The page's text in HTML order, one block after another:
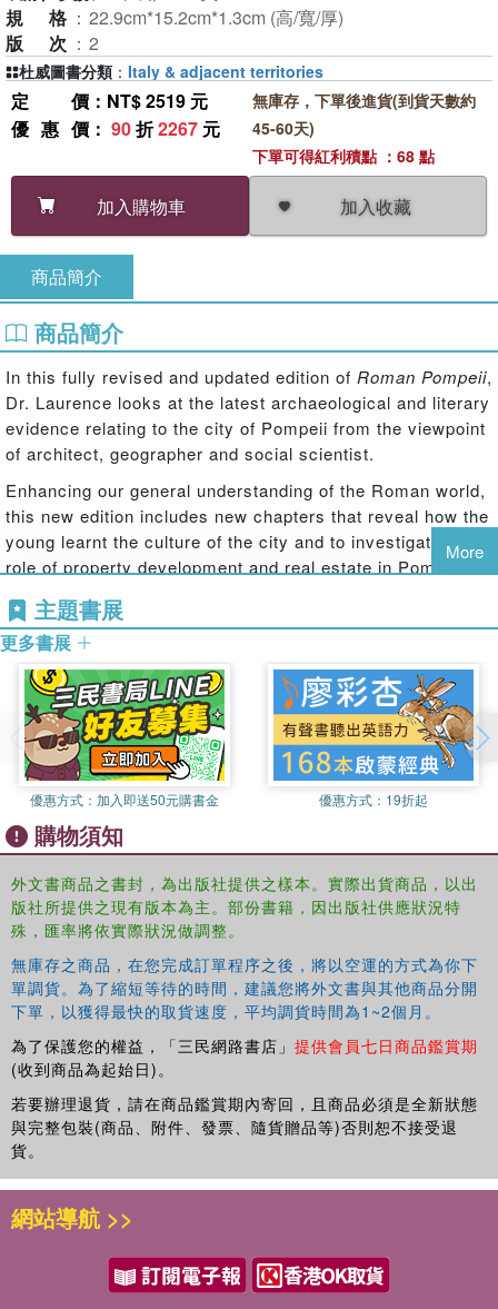
規格 ： 22.9cm*15.2cm*1.3cm (高/寬/厚)
版次 ： 2
定價 ：NT$ 2519 元
優惠價 ： 90折2267 元
加入購物車 加入收藏
無庫存，下單後進貨(到貨天數約
45-60天)
下單可得紅利積點 ：68 點
杜威圖書分類 ： Italy & adjacent territories
商品簡介
商品簡介
In this fully revised and updated edition of Roman Pompeii,
Dr. Laurence looks at the latest archaeological and literary
evidence relating to the city of Pompeii from the viewpoint
of architect, geographer and social scientist.
Enhancing our general understanding of the Roman world,
this new edition includes new chapters that reveal how the
young learnt the culture of the city and to investigate the
role of property development and real estate in Pompeii's
Showing how Pompeii has undergone considerable urban
development, Dr. Laurence emphasizes the relationship
between the fabric of the city and the society that
produced it. Local activities are located in both time and
space and Pompeii's cultural identity is defined.
This book is invaluable for students and scholars in the
fields of archaeology and ancient history, as well as being
rewarding reading for the many people who visit Pompeii.
More
主題書展
更多書展
優惠方式： 加入即送50元購書金 優惠方式： 19折起
購物須知
外文書商品之書封，為出版社提供之樣本。實際出貨商品，以出
版社所提供之現有版本為主。部份書籍，因出版社供應狀況特
殊，匯率將依實際狀況做調整。
無庫存之商品，在您完成訂單程序之後，將以空運的方式為你下
單調貨。為了縮短等待的時間，建議您將外文書與其他商品分開
下單，以獲得最快的取貨速度，平均調貨時間為1~2個月。
為了保護您的權益，「三民網路書店」 提供會員七日商品鑑賞期
(收到商品為起始日)。
若要辦理退貨，請在商品鑑賞期內寄回，且商品必須是全新狀態
與完整包裝(商品、附件、發票、隨貨贈品等)否則恕不接受退
貨。
網站導航 >>